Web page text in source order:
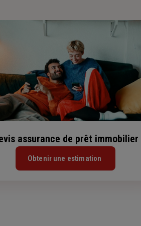
assurance de prêt immobilier
Obtenir une estimation